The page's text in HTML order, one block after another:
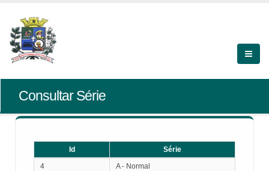
Consultar Série
Id
Série
4
A - Normal